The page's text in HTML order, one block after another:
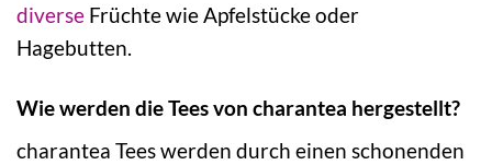
diverse Früchte wie Apfelstücke oder
Hagebutten.
Wie werden die Tees von charantea hergestellt?
charantea Tees werden durch einen schonenden